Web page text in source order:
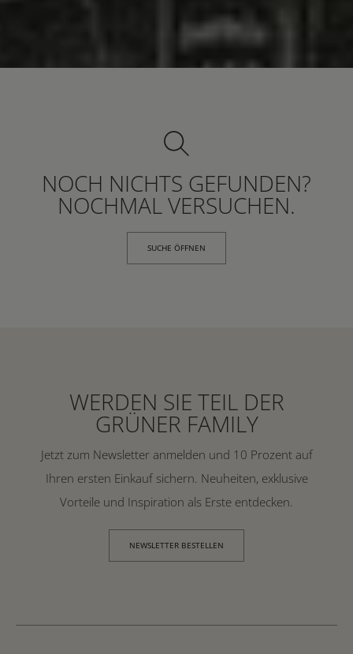
NOCH NICHTS GEFUNDEN?
NOCHMAL VERSUCHEN.
SUCHE ÖFFNEN
WERDEN SIE TEIL DER
GRÜNER FAMILY
Jetzt zum Newsletter anmelden und 10 Prozent auf
Ihren ersten Einkauf sichern. Neuheiten, exklusive
Vorteile und Inspiration als Erste entdecken.
NEWSLETTER BESTELLEN